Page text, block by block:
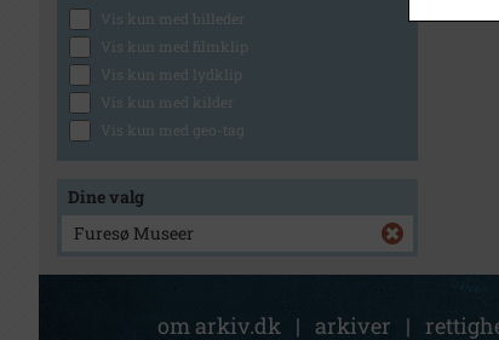
Vis kun med billeder
Vis kun med filmklip
Vis kun med lydklip
Vis kun med kilder
Vis kun med geo-tag
Dine valg
Furesø Museer
om arkiv.dk | arkiver |